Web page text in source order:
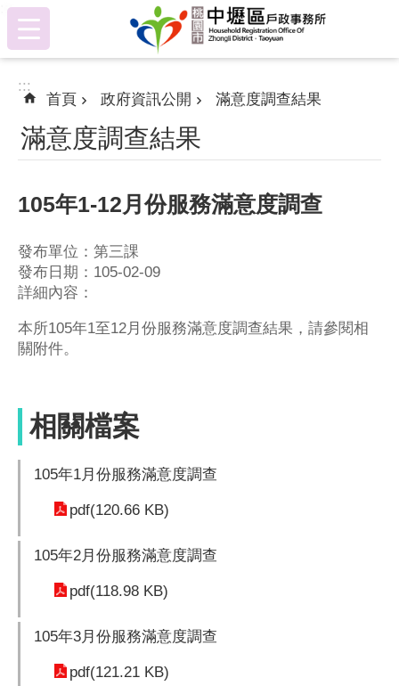
跳到主要內容區塊
:::
:::
首頁 政府資訊公開 滿意度調查結果
滿意度調查結果
105年1-12月份服務滿意度調查
發布單位：第三課
發布日期：105-02-09
詳細內容：
本所105年1至12月份服務滿意度調查結果，請參閱相
關附件。
相關檔案
105年1月份服務滿意度調查
pdf(120.66 KB)
105年2月份服務滿意度調查
pdf(118.98 KB)
105年3月份服務滿意度調查
pdf(121.21 KB)